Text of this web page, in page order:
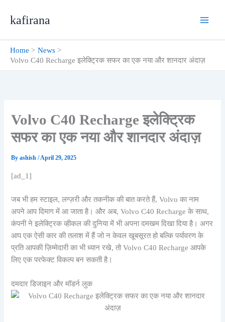
kafirana
Home
News
Volvo C40 Recharge इलेक्ट्रिक सफर का एक नया और शानदार अंदाज़
Volvo C40 Recharge इलेक्ट्रिक
सफर का एक नया और शानदार अंदाज़
Byashish/April 29, 2025
[ad_1]
जब भी हम स्टाइल, लग्ज़री और तकनीक की बात करते हैं, Volvo का नाम
अपने आप दिमाग में आ जाता है। और अब, Volvo C40 Recharge के साथ,
कंपनी ने इलेक्ट्रिक व्हीकल की दुनिया में भी अपना दमखम दिखा दिया है। अगर
आप एक ऐसी कार की तलाश में हैं जो न केवल खूबसूरत हो बल्कि पर्यावरण के
प्रति आपकी ज़िम्मेदारी का भी ध्यान रखे, तो Volvo C40 Recharge आपके
लिए एक परफेक्ट विकल्प बन सकती है।
दमदार डिजाइन और मॉडर्न लुक